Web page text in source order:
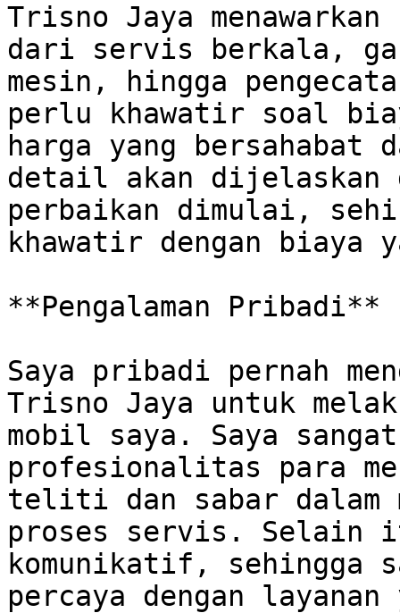
Trisno Jaya
dari servis berkala,
mesin, hingga
perlu khawatir soal
harga yang bersahabat
detail akan dijelaskan
perbaikan dimulai,
khawatir dengan biaya
**Pengalaman Pribadi**
Saya pribadi pernah
Trisno Jaya untuk
mobil saya. Saya
profesionalitas para
teliti dan sabar dalam
proses servis. Selain
komunikatif, sehingga
percaya dengan